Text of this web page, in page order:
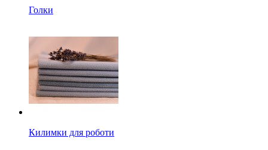
Голки
Килимки для роботи